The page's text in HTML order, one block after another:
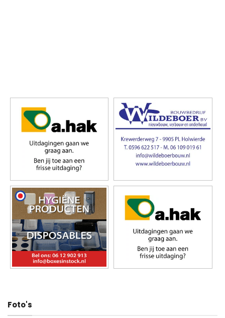
Foto's